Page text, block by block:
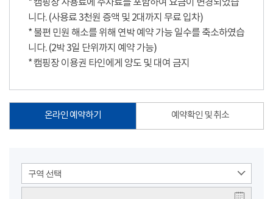
니다. (사용료 3천원 증액 및 2대까지 무료 입차)
* 불편 민원 해소를 위해 연박 예약 가능 일수를 축소하였습
니다. (2박 3일 단위까지 예약 가능)
* 캠핑장 이용권 타인에게 양도 및 대여 금지
온라인 예약하기 예약확인 및 취소
구역 선택